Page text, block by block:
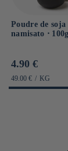
Poudre de
namisato ⋅ 100g
Prix
habituel
4.90 €
PRIX
UNITAIRE
49.00 € / PAR
KG